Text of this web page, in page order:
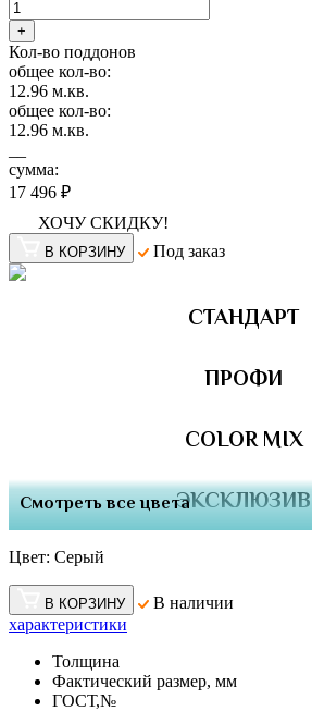
+
Кол-во поддонов
общее кол-во:
12.96 м.кв.
общее кол-во:
12.96 м.кв.
сумма:
17 496 ₽
ХОЧУ СКИДКУ!
В КОРЗИНУ Под заказ
СТАНДАРТ
ПРОФИ
COLOR MIX
ЭКСКЛЮЗИВ
Смотреть все цвета
Цвет: Серый
В КОРЗИНУ
В наличии
характеристики
Толщина
Фактический размер, мм
ГОСТ,№